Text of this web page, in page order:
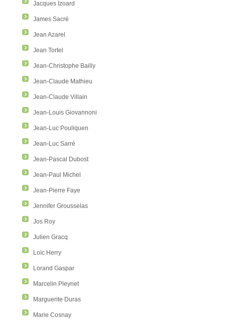
Jacques Izoard
James Sacré
Jean Azarel
Jean Tortel
Jean-Christophe Bailly
Jean-Claude Mathieu
Jean-Claude Villain
Jean-Louis Giovannoni
Jean-Luc Pouliquen
Jean-Luc Sarré
Jean-Pascal Dubost
Jean-Paul Michel
Jean-Pierre Faye
Jennifer Grousselas
Jos Roy
Julien Gracq
Loïc Herry
Lorand Gaspar
Marcelin Pleynet
Marguerite Duras
Marie Cosnay